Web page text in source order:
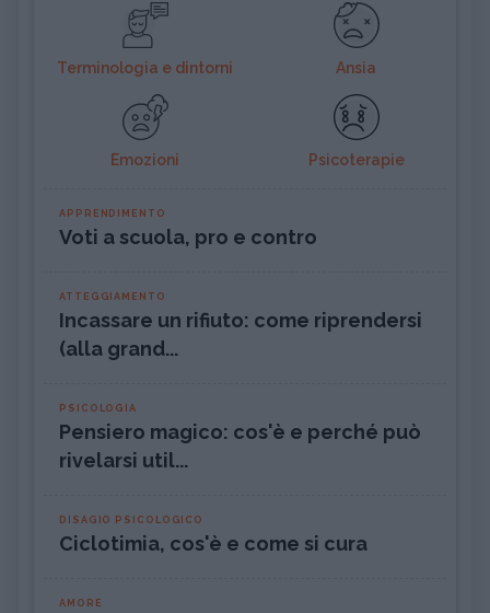
Terminologia e dintorni Ansia
Emozioni Psicoterapie
APPRENDIMENTO
Voti a scuola, pro e contro
ATTEGGIAMENTO
Incassare un rifiuto: come riprendersi
(alla grand...
PSICOLOGIA
Pensiero magico: cos'è e perché può
rivelarsi util...
DISAGIO PSICOLOGICO
Ciclotimia, cos'è e come si cura
AMORE